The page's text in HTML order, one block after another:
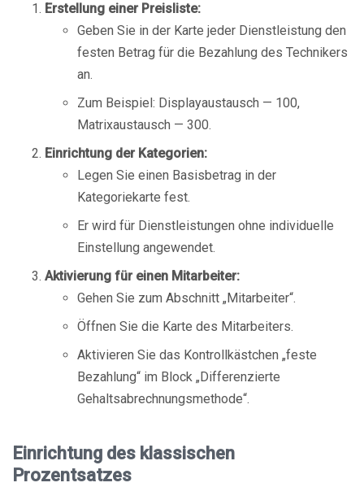
Erstellung einer Preisliste:
Geben Sie in der Karte jeder Dienstleistung den
festen Betrag für die Bezahlung des Technikers
an.
Zum Beispiel: Displayaustausch — 100,
Matrixaustausch — 300.
Einrichtung der Kategorien:
Legen Sie einen Basisbetrag in der
Kategoriekarte fest.
Er wird für Dienstleistungen ohne individuelle
Einstellung angewendet.
Aktivierung für einen Mitarbeiter:
Gehen Sie zum Abschnitt „Mitarbeiter“.
Öffnen Sie die Karte des Mitarbeiters.
Aktivieren Sie das Kontrollkästchen „feste
Bezahlung“ im Block „Differenzierte
Gehaltsabrechnungsmethode“.
Einrichtung des klassischen
Prozentsatzes